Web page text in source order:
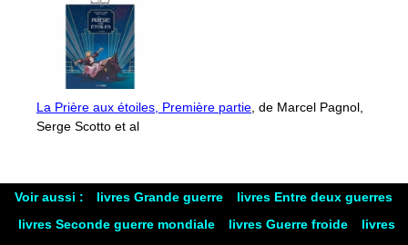
La Prière aux étoiles, Première partie, de Marcel Pagnol,
Serge Scotto et al
Voir aussi : livres Grande guerre
livres Entre deux guerres
livres Seconde guerre mondiale
livres Guerre froide
livres